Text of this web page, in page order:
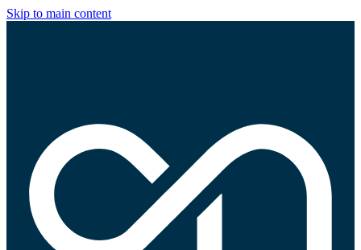
Skip to main content